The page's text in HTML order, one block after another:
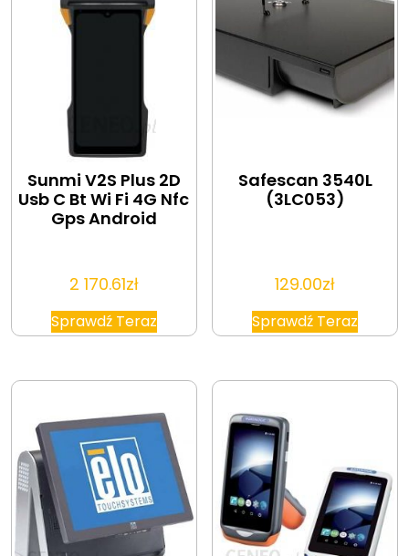
Sunmi V2S Plus 2D
Usb C Bt Wi Fi 4G Nfc
Gps Android
2 170.61zł
Sprawdź Teraz
Safescan 3540L
(3LC053)
129.00zł
Sprawdź Teraz